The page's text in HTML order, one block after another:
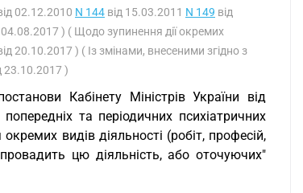
02.12.2010 N 144 від 15.03.2011 N 149 від
04.08.2017 ) ( Щодо зупинення дії окремих
20.10.2017 ) ( Із змінами, внесеними згідно з
23.10.2017 )
Кабінету Міністрів України від
та періодичних психіатричних
видів діяльності (робіт, професій,
цю діяльність, або оточуючих"